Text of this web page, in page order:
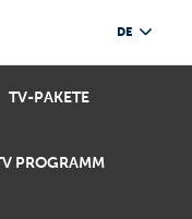
DE
TV-PAKETE
PROGRAMM